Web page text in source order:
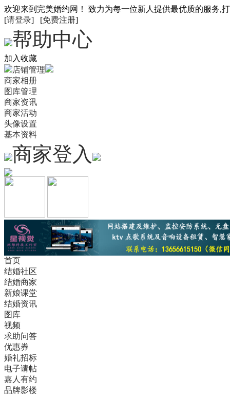
欢迎来到完美婚约网！ 致力为每一位新人提供最优质的服务,
[请登录] [免费注册]
帮助中心
加入收藏
店铺管理
商家相册
图库管理
商家资讯
商家活动
头像设置
基本资料
商家登入
首页
结婚社区
结婚商家
新娘课堂
结婚资讯
图库
视频
求助问答
优惠券
婚礼招标
电子请帖
嘉人有约
品牌影楼